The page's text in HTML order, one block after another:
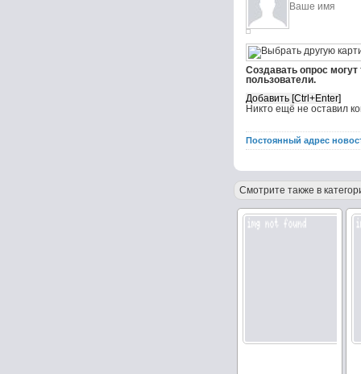
Создавать опрос
пользователи.
Никто ещё не оставил
Постоянный адрес
Смотрите также в